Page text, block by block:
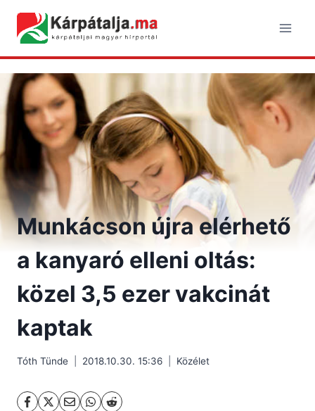
content
Munkácson újra elérhető
a kanyaró elleni oltás:
közel 3,5 ezer vakcinát
kaptak
Tóth Tünde 2018.10.30. 15:36 Közélet